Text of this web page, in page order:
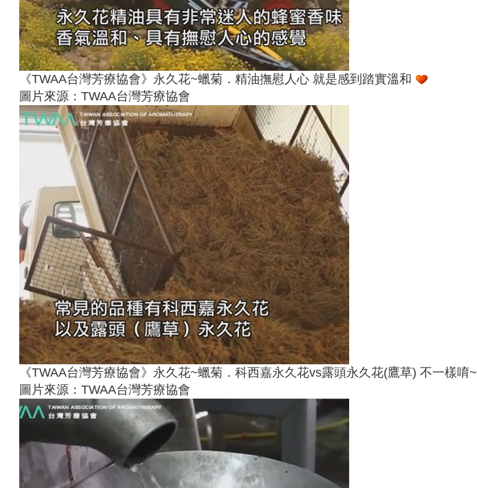
《TWAA台灣芳療協會》永久花~蠟菊．精油撫慰人心 就是感到踏實溫和
圖片來源：TWAA台灣芳療協會
《TWAA台灣芳療協會》永久花~蠟菊．科西嘉永久花vs露頭永久花(鷹草) 不一樣唷~
圖片來源：TWAA台灣芳療協會